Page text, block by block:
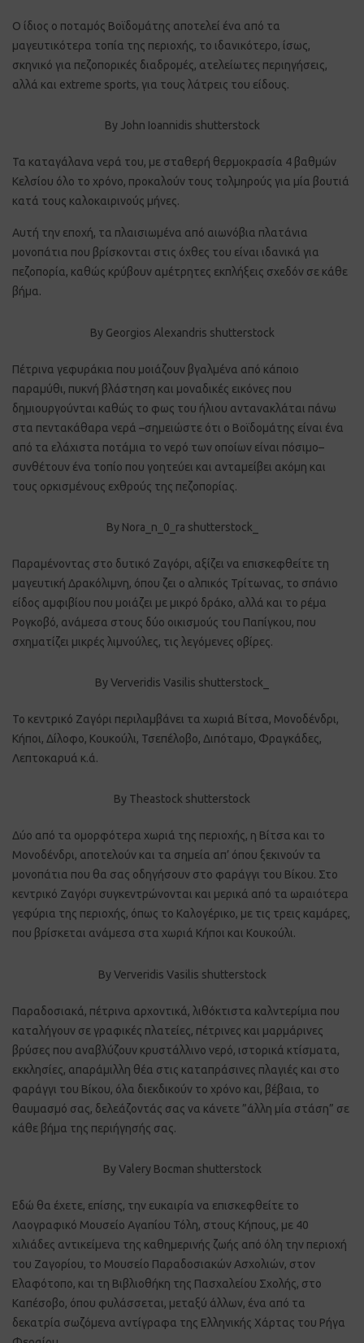
Ο ίδιος ο ποταμός Βοϊδομάτης αποτελεί ένα από τα
μαγευτικότερα τοπία της περιοχής, το ιδανικότερο, ίσως,
σκηνικό για πεζοπορικές διαδρομές, ατελείωτες περιηγήσεις,
αλλά και extreme sports, για τους λάτρεις του είδους.
By John Ioannidis shutterstock
Τα καταγάλανα νερά του, με σταθερή θερμοκρασία 4 βαθμών
Κελσίου όλο το χρόνο, προκαλούν τους τολμηρούς για μία βουτιά
κατά τους καλοκαιρινούς μήνες.
Αυτή την εποχή, τα πλαισιωμένα από αιωνόβια πλατάνια
μονοπάτια που βρίσκονται στις όχθες του είναι ιδανικά για
πεζοπορία, καθώς κρύβουν αμέτρητες εκπλήξεις σχεδόν σε κάθε
βήμα.
By Georgios Alexandris shutterstock
Πέτρινα γεφυράκια που μοιάζουν βγαλμένα από κάποιο
παραμύθι, πυκνή βλάστηση και μοναδικές εικόνες που
δημιουργούνται καθώς το φως του ήλιου αντανακλάται πάνω
στα πεντακάθαρα νερά –σημειώστε ότι ο Βοϊδομάτης είναι ένα
από τα ελάχιστα ποτάμια το νερό των οποίων είναι πόσιμο–
συνθέτουν ένα τοπίο που γοητεύει και ανταμείβει ακόμη και
τους ορκισμένους εχθρούς της πεζοπορίας.
By Nora_n_0_ra shutterstock_
Παραμένοντας στο δυτικό Ζαγόρι, αξίζει να επισκεφθείτε τη
μαγευτική Δρακόλιμνη, όπου ζει ο αλπικός Τρίτωνας, το σπάνιο
είδος αμφιβίου που μοιάζει με μικρό δράκο, αλλά και το ρέμα
Ρογκοβό, ανάμεσα στους δύο οικισμούς του Παπίγκου, που
σχηματίζει μικρές λιμνούλες, τις λεγόμενες οβίρες.
By Ververidis Vasilis shutterstock_
Το κεντρικό Ζαγόρι περιλαμβάνει τα χωριά Βίτσα, Μονοδένδρι,
Κήποι, Δίλοφο, Κουκούλι, Τσεπέλοβο, Διπόταμο, Φραγκάδες,
Λεπτοκαρυά κ.ά.
By Theastock shutterstock
Δύο από τα ομορφότερα χωριά της περιοχής, η Βίτσα και το
Μονοδένδρι, αποτελούν και τα σημεία απ’ όπου ξεκινούν τα
μονοπάτια που θα σας οδηγήσουν στο φαράγγι του Βίκου. Στο
κεντρικό Ζαγόρι συγκεντρώνονται και μερικά από τα ωραιότερα
γεφύρια της περιοχής, όπως το Καλογέρικο, με τις τρεις καμάρες,
που βρίσκεται ανάμεσα στα χωριά Κήποι και Κουκούλι.
By Ververidis Vasilis shutterstock
Παραδοσιακά, πέτρινα αρχοντικά, λιθόκτιστα καλντερίμια που
καταλήγουν σε γραφικές πλατείες, πέτρινες και μαρμάρινες
βρύσες που αναβλύζουν κρυστάλλινο νερό, ιστορικά κτίσματα,
εκκλησίες, απαράμιλλη θέα στις καταπράσινες πλαγιές και στο
φαράγγι του Βίκου, όλα διεκδικούν το χρόνο και, βέβαια, το
θαυμασμό σας, δελεάζοντάς σας να κάνετε ”άλλη μία στάση” σε
κάθε βήμα της περιήγησής σας.
By Valery Bocman shutterstock
Εδώ θα έχετε, επίσης, την ευκαιρία να επισκεφθείτε το
Λαογραφικό Μουσείο Αγαπίου Τόλη, στους Κήπους, με 40
χιλιάδες αντικείμενα της καθημερινής ζωής από όλη την περιοχή
του Ζαγορίου, το Μουσείο Παραδοσιακών Ασχολιών, στον
Ελαφότοπο, και τη Βιβλιοθήκη της Πασχαλείου Σχολής, στο
Καπέσοβο, όπου φυλάσσεται, μεταξύ άλλων, ένα από τα
δεκατρία σωζόμενα αντίγραφα της Ελληνικής Χάρτας του Ρήγα